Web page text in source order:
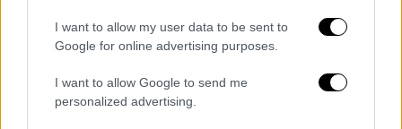
I want to allow my user data to be sent to
Google for online advertising purposes.
I want to allow Google to send me
personalized advertising.
μισθωτών και μισθωτών).
ΤηνΠέμπτη 29 Μαΐου 2025θα
καταβληθούν οι κύριες συντάξεις των
τέως Ταμείων μισθωτών (ΙΚΑ-ΕΤΑΜ,